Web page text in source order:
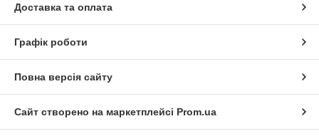
Доставка та оплата
Графік роботи
Повна версія сайту
Сайт створено на маркетплейсі Prom.ua